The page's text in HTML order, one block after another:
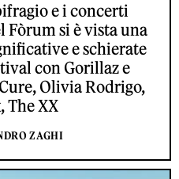
e i concerti
Fòrum si è vista una
e schierate
con Gorillaz e
Olivia Rodrigo,
The XX
ZAGHI